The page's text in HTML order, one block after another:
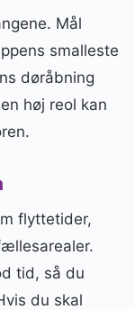
Mål
smalleste
døråbning
høj reol kan
flyttetider,
tid, så du
du skal